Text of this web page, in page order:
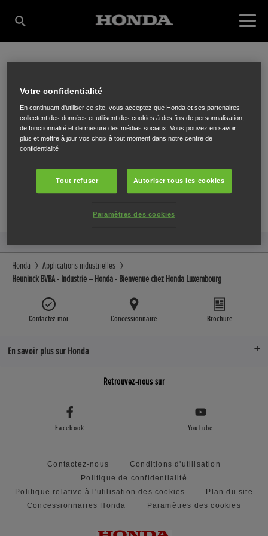
HEUNINCK BVBA
Vriesenrot (Hoogveld) 28,Dendermonde,9200
Honda
Applications industrielles
Heuninck BVBA - Industrie – Honda - Bienvenue chez Honda Luxembourg
Contactez-moi Concessionnaire Brochure
En savoir plus sur Honda
Retrouvez-nous sur
Facebook YouTube
Contactez-nous
Conditions d'utilisation
Politique de confidentialité
Politique relative à l'utilisation des cookies
Plan du site
Concessionnaires Honda
Paramètres des cookies
Votre confidentialité
En continuant d'utiliser ce site, vous acceptez que Honda et ses partenaires
collectent des données et utilisent des cookies à des fins de personnalisation,
de fonctionnalité et de mesure des médias sociaux. Vous pouvez en savoir
plus et mettre à jour vos choix à tout moment dans notre centre de
confidentialité
Tout refuser Autoriser tous les cookies
Paramètres des cookies